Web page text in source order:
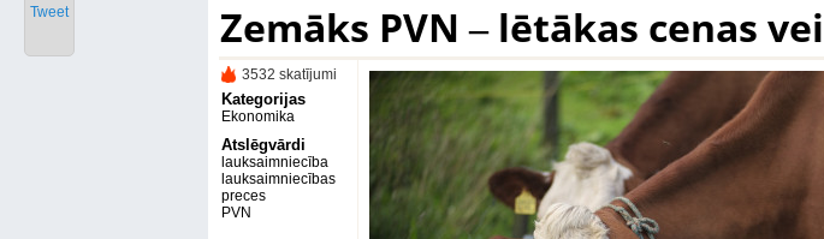
Zemāks PVN ‒ lētākas cenas
3532 skatījumi
Kategorijas
Ekonomika
Atslēgvārdi
lauksaimniecība
lauksaimniecības
preces
PVN
Tweet